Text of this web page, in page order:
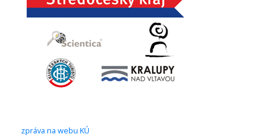
zpráva na webu KÚ